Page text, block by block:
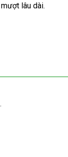
lâu dài.